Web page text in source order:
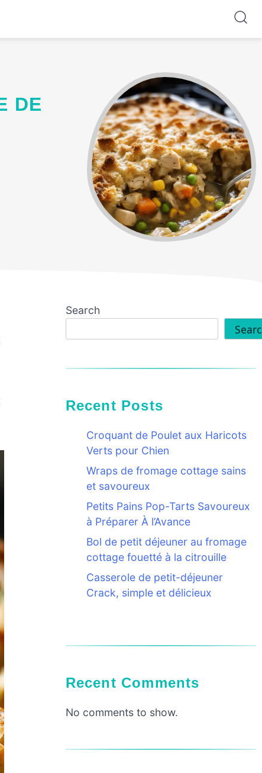
Search
Recent Posts
Croquant de Poulet aux Haricots
Verts pour Chien
Wraps de fromage cottage sains
et savoureux
Petits Pains Pop-Tarts Savoureux
à Préparer À l’Avance
Bol de petit déjeuner au fromage
cottage fouetté à la citrouille
Casserole de petit-déjeuner
Crack, simple et délicieux
Recent Comments
No comments to show.